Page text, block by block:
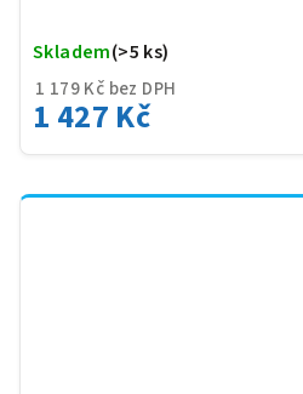
1 179 Kč bez DPH
1 427 Kč
Skladem(>5 ks)